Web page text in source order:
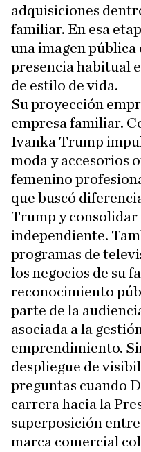
adquisiciones
familiar. En esa
una imagen pública
presencia habitual
de estilo de vida.
Su proyección
empresa familiar.
Ivanka Trump
moda y accesorios
femenino
que buscó
Trump y
independiente.
programas de
los negocios de su
reconocimiento
parte de la
asociada a la
emprendimiento.
despliegue de
preguntas cuando
carrera hacia la
superposición
marca comercial